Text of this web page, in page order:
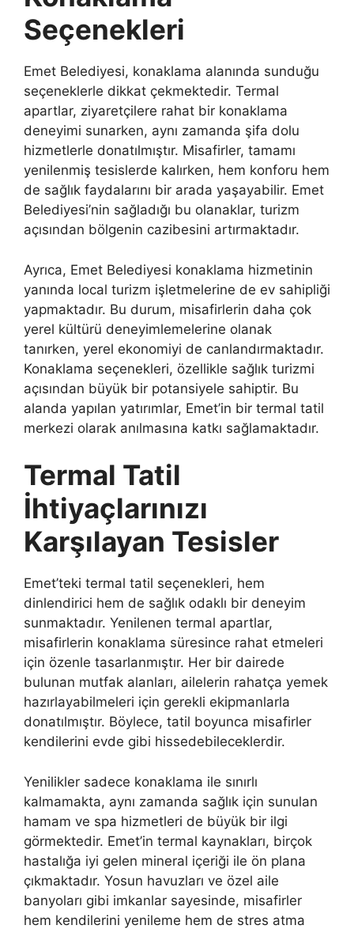
Seçenekleri
Emet Belediyesi, konaklama alanında sunduğu
seçeneklerle dikkat çekmektedir. Termal
apartlar, ziyaretçilere rahat bir konaklama
deneyimi sunarken, aynı zamanda şifa dolu
hizmetlerle donatılmıştır. Misafirler, tamamı
yenilenmiş tesislerde kalırken, hem konforu hem
de sağlık faydalarını bir arada yaşayabilir. Emet
Belediyesi’nin sağladığı bu olanaklar, turizm
açısından bölgenin cazibesini artırmaktadır.
Ayrıca, Emet Belediyesi konaklama hizmetinin
yanında local turizm işletmelerine de ev sahipliği
yapmaktadır. Bu durum, misafirlerin daha çok
yerel kültürü deneyimlemelerine olanak
tanırken, yerel ekonomiyi de canlandırmaktadır.
Konaklama seçenekleri, özellikle sağlık turizmi
açısından büyük bir potansiyele sahiptir. Bu
alanda yapılan yatırımlar, Emet’in bir termal tatil
merkezi olarak anılmasına katkı sağlamaktadır.
Termal Tatil
İhtiyaçlarınızı
Karşılayan Tesisler
Emet’teki termal tatil seçenekleri, hem
dinlendirici hem de sağlık odaklı bir deneyim
sunmaktadır. Yenilenen termal apartlar,
misafirlerin konaklama süresince rahat etmeleri
için özenle tasarlanmıştır. Her bir dairede
bulunan mutfak alanları, ailelerin rahatça yemek
hazırlayabilmeleri için gerekli ekipmanlarla
donatılmıştır. Böylece, tatil boyunca misafirler
kendilerini evde gibi hissedebileceklerdir.
Yenilikler sadece konaklama ile sınırlı
kalmamakta, aynı zamanda sağlık için sunulan
hamam ve spa hizmetleri de büyük bir ilgi
görmektedir. Emet’in termal kaynakları, birçok
hastalığa iyi gelen mineral içeriği ile ön plana
çıkmaktadır. Yosun havuzları ve özel aile
banyoları gibi imkanlar sayesinde, misafirler
hem kendilerini yenileme hem de stres atma